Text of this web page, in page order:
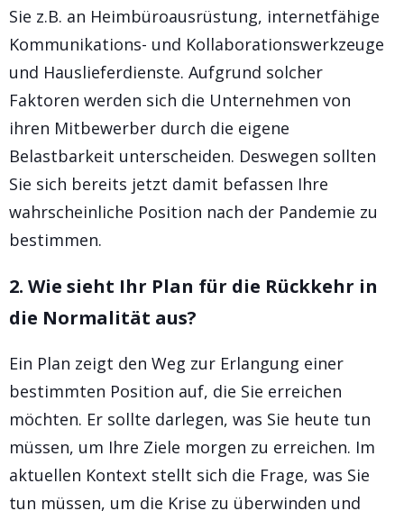
Sie z.B. an Heimbüroausrüstung, internetfähige
Kommunikations- und Kollaborationswerkzeuge
und Hauslieferdienste. Aufgrund solcher
Faktoren werden sich die Unternehmen von
ihren Mitbewerber durch die eigene
Belastbarkeit unterscheiden. Deswegen sollten
Sie sich bereits jetzt damit befassen Ihre
wahrscheinliche Position nach der Pandemie zu
bestimmen.
2. Wie sieht Ihr Plan für die Rückkehr in
die Normalität aus?
Ein Plan zeigt den Weg zur Erlangung einer
bestimmten Position auf, die Sie erreichen
möchten. Er sollte darlegen, was Sie heute tun
müssen, um Ihre Ziele morgen zu erreichen. Im
aktuellen Kontext stellt sich die Frage, was Sie
tun müssen, um die Krise zu überwinden und